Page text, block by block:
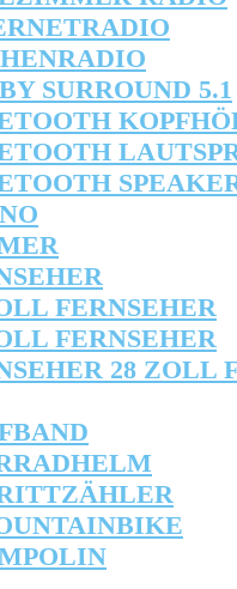
SURROUND 5.1
FERNSEHER
FERNSEHER
28 ZOLL